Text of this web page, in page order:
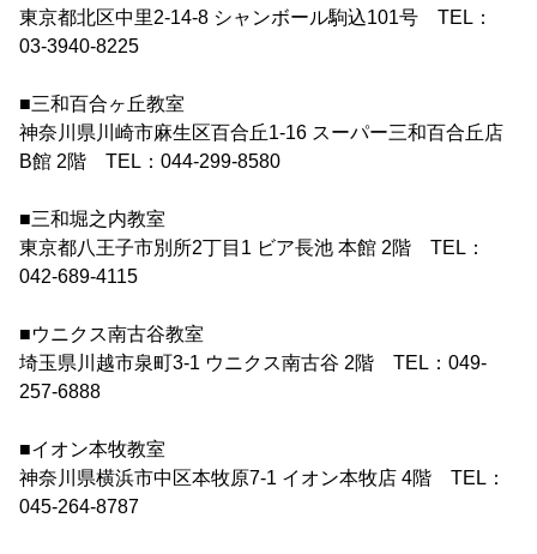
東京都北区中里2-14-8 シャンボール駒込101号 TEL：
03-3940-8225
■三和百合ヶ丘教室
神奈川県川崎市麻生区百合丘1-16 スーパー三和百合丘店
B館 2階 TEL：044-299-8580
■三和堀之内教室
東京都八王子市別所2丁目1 ビア長池 本館 2階 TEL：
042-689-4115
■ウニクス南古谷教室
埼玉県川越市泉町3-1 ウニクス南古谷 2階 TEL：049-
257-6888
■イオン本牧教室
神奈川県横浜市中区本牧原7-1 イオン本牧店 4階 TEL：
045-264-8787